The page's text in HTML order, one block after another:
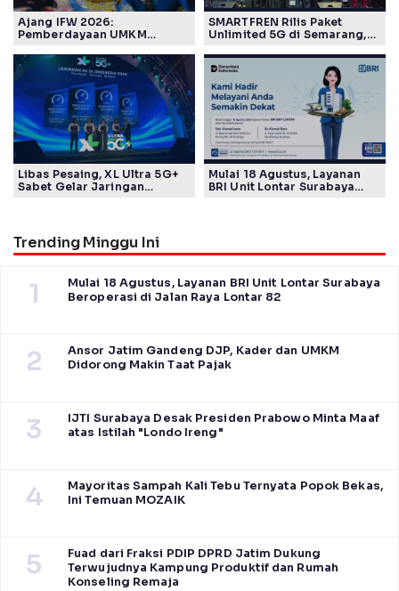
Ajang IFW 2026:
Pemberdayaan UMKM
Kelompok Disabilitas dan
Keberlanjutan
SMARTFREN Rilis Paket
Unlimited 5G di Semarang,
Libas Pesaing, XL Ultra 5G+
Sabet Gelar Jaringan
Mulai 18 Agustus, Layanan
BRI Unit Lontar Surabaya
Trending Minggu Ini
1
Mulai 18 Agustus, Layanan BRI Unit Lontar Surabaya
Beroperasi di Jalan Raya Lontar 82
2
Ansor Jatim Gandeng DJP, Kader dan UMKM
Didorong Makin Taat Pajak
3
IJTI Surabaya Desak Presiden Prabowo Minta Maaf
atas Istilah "Londo Ireng"
4
Mayoritas Sampah Kali Tebu Ternyata Popok Bekas,
Ini Temuan MOZAIK
5
Fuad dari Fraksi PDIP DPRD Jatim Dukung
Terwujudnya Kampung Produktif dan Rumah
Konseling Remaja